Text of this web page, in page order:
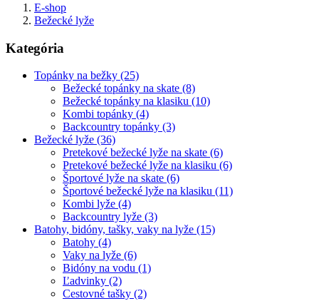
E-shop
Bežecké lyže
Kategória
Topánky na bežky (25)
Bežecké topánky na skate (8)
Bežecké topánky na klasiku (10)
Kombi topánky (4)
Backcountry topánky (3)
Bežecké lyže (36)
Pretekové bežecké lyže na skate (6)
Pretekové bežecké lyže na klasiku (6)
Športové lyže na skate (6)
Športové bežecké lyže na klasiku (11)
Kombi lyže (4)
Backcountry lyže (3)
Batohy, bidóny, tašky, vaky na lyže (15)
Batohy (4)
Vaky na lyže (6)
Bidóny na vodu (1)
Ľadvinky (2)
Cestovné tašky (2)